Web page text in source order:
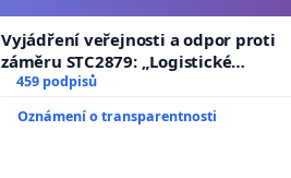
Vyjádření veřejnosti a odpor proti
záměru STC2879: „Logistické
centrum FCC Sluštice“
459 podpisů
Oznámení o transparentnosti